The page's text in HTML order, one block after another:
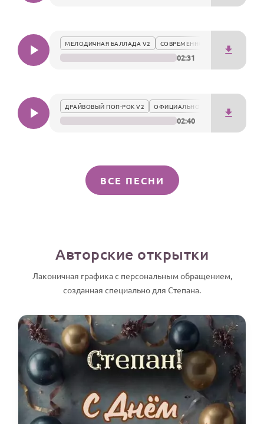
МЕЛОДИЧНАЯ БАЛЛАДА V2 СОВРЕМЕННО
02:31
ДРАЙВОВЫЙ ПОП-РОК V2 ОФИЦИАЛЬНО
02:40
ВСЕ ПЕСНИ
Авторские открытки
Лаконичная графика с персональным обращением,
созданная специально для Степана.